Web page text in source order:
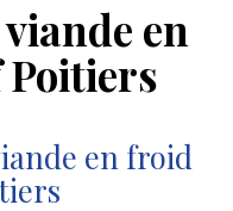
en
en froid